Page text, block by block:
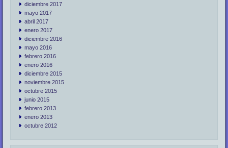
diciembre 2017
mayo 2017
abril 2017
enero 2017
diciembre 2016
mayo 2016
febrero 2016
enero 2016
diciembre 2015
noviembre 2015
octubre 2015
junio 2015
febrero 2013
enero 2013
octubre 2012